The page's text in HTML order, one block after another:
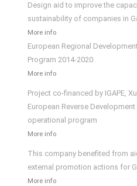
Design aid to improve the
sustainability of companies in
More info
European Regional
Program 2014-2020
More info
Project co-financed by IGAPE,
European Reverse
operational program
More info
This company benefited from
external promotion actions for
More info